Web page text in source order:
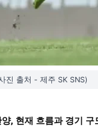
진 출처 - 제주 SK SNS)
, 현재 흐름과 경기